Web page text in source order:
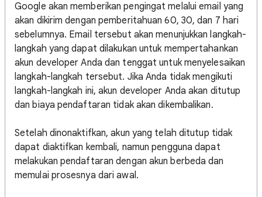
Google akan memberikan pengingat melalui email yang
akan dikirim dengan pemberitahuan 60, 30, dan 7 hari
sebelumnya. Email tersebut akan menunjukkan langkah-
langkah yang dapat dilakukan untuk mempertahankan
akun developer Anda dan tenggat untuk menyelesaikan
langkah-langkah tersebut. Jika Anda tidak mengikuti
langkah-langkah ini, akun developer Anda akan ditutup
dan biaya pendaftaran tidak akan dikembalikan.
Setelah dinonaktifkan, akun yang telah ditutup tidak
dapat diaktifkan kembali, namun pengguna dapat
melakukan pendaftaran dengan akun berbeda dan
memulai prosesnya dari awal.